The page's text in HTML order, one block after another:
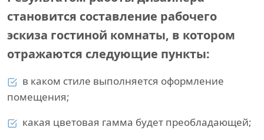
становится составление рабочего
эскиза гостиной комнаты, в котором
отражаются следующие пункты:
в каком стиле выполняется оформление
помещения;
какая цветовая гамма будет преобладающей;